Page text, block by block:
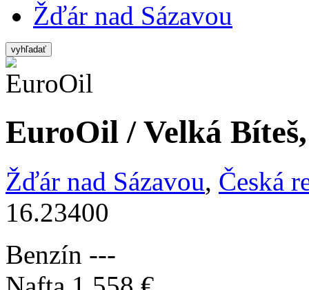
Žďár nad Sázavou
vyhľadať
EuroOil / Velká
Žďár nad Sázavou, Česká
16.23400
Benzín ---